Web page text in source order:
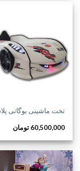
تخت ماشینی بوگاتی
60,500,000 تومان